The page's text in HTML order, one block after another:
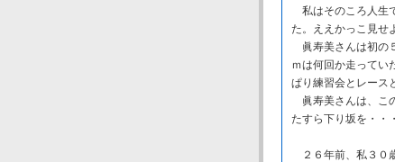
私はそのころ人生
た。ええかっこ見せ
眞寿美さんは初の
ｍは何回か走ってい
ぱり練習会とレース
眞寿美さんは、こ
たすら下り坂を・・
２６年前、私３０